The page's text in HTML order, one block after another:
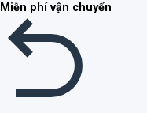
Miễn phí vận chuyển